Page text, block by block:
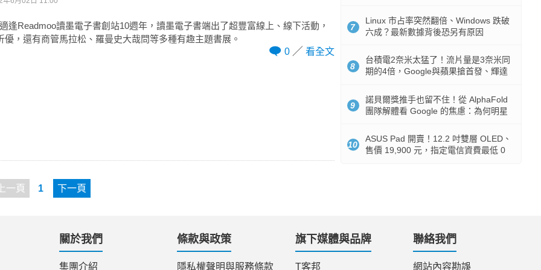
逢Readmoo讀墨電子書創站10週年，讀墨電子書端出了超豐富線上、線下活動，
優，還有商管馬拉松、羅曼史大哉問等多種有趣主題書展。
0
看全文
一頁 1 下一頁
7
Linux 市占率突然翻倍、Windows 跌破
六成？最新數據背後恐另有原因
8
台積電2奈米太猛了！流片量是3奈米同
期的4倍，Google與蘋果搶首發、輝達
9
諾貝爾獎推手也留不住！從 AlphaFold
團隊解體看 Google 的焦慮：為何明星
10
ASUS Pad 開賣！12.2 吋雙層 OLED、
售價 19,900 元，指定電信資費最低 0
關於我們
集團介紹
條款與政策
隱私權聲明與服務條款
旗下媒體與品牌
T客邦
聯絡我們
網站內容勘誤